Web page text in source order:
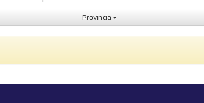
Provincia